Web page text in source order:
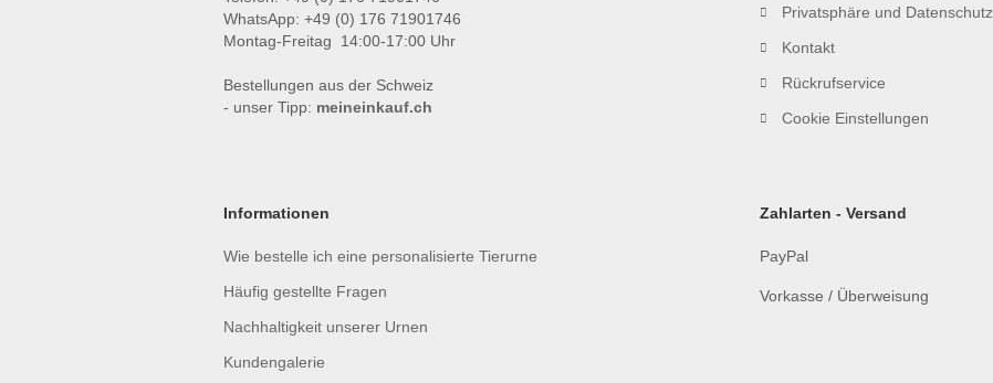
WhatsApp: +49 (0) 176 71901746
Montag-Freitag 14:00-17:00 Uhr
Bestellungen aus der Schweiz
- unser Tipp: meineinkauf.ch
Privatsphäre und Datenschutz
Kontakt
Rückrufservice
Cookie Einstellungen
Informationen
Wie bestelle ich eine personalisierte Tierurne
Häufig gestellte Fragen
Nachhaltigkeit unserer Urnen
Kundengalerie
Zahlarten - Versand
PayPal
Vorkasse / Überweisung